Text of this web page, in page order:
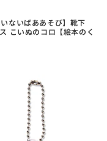
いないばああそび】靴下
こいぬのコロ【絵本のく